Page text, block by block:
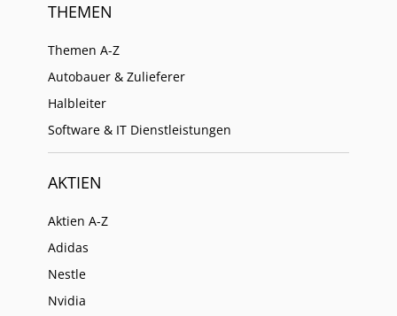
THEMEN
Themen A-Z
Autobauer & Zulieferer
Halbleiter
Software & IT Dienstleistungen
AKTIEN
Aktien A-Z
Adidas
Nestle
Nvidia